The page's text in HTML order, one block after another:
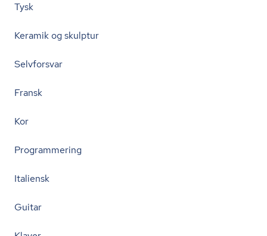
Tysk
Keramik og skulptur
Selvforsvar
Fransk
Kor
Programmering
Italiensk
Guitar